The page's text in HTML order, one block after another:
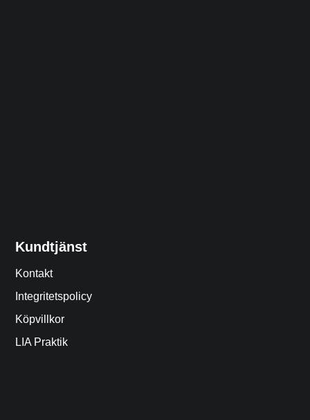
Kundtjänst
Kontakt
Integritetspolicy
Köpvillkor
LIA Praktik